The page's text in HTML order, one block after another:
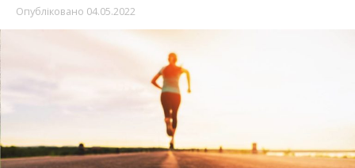
Опубліковано 04.05.2022